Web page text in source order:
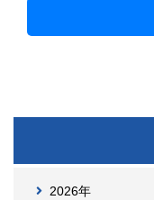
2026年